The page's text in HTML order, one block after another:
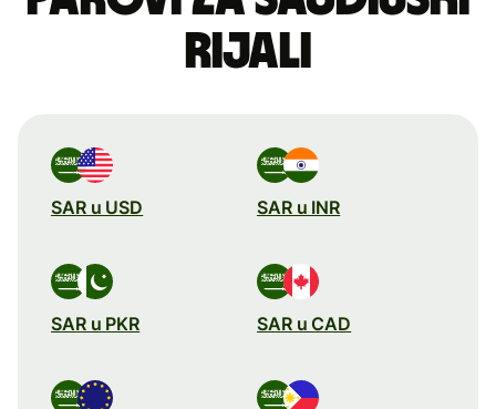
rijali
SAR u USD SAR u INR
SAR u PKR SAR u CAD